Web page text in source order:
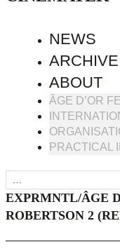
NEWS
ARCHIVE
ABOUT
ÂGE D’OR
PRACTICAL
EXPRMNTL/ÂGE
ROBERTSON 2